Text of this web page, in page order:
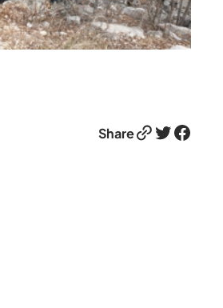
ShareLink Twitter Facebook